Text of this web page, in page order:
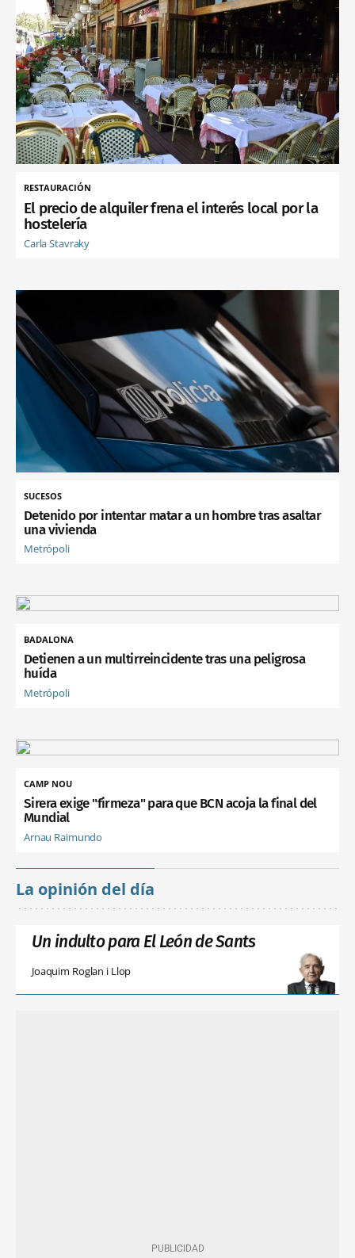
RESTAURACIÓN
El precio de alquiler frena el interés local por la
hostelería
Carla Stavraky
SUCESOS
Detenido por intentar matar a un hombre tras asaltar
una vivienda
Metrópoli
BADALONA
Detienen a un multirreincidente tras una peligrosa
huída
Metrópoli
CAMP NOU
Sirera exige "firmeza" para que BCN acoja la final del
Mundial
Arnau Raimundo
La opinión del día
Un indulto para El León de Sants
Joaquim Roglan i Llop